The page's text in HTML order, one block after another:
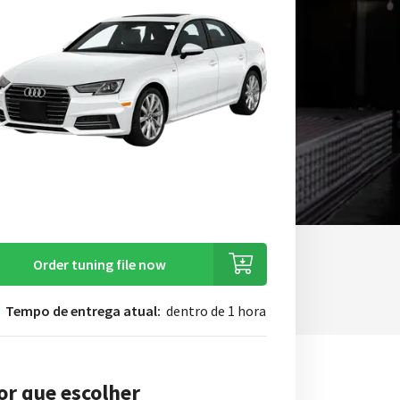
Order tuning file now
Tempo de entrega atual: dentro de 1 hora
que escolher